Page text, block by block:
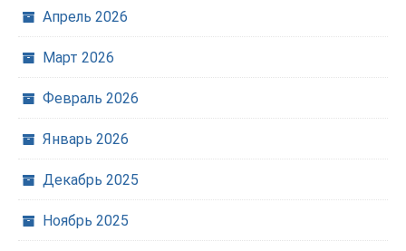
Апрель 2026
Март 2026
Февраль 2026
Январь 2026
Декабрь 2025
Ноябрь 2025